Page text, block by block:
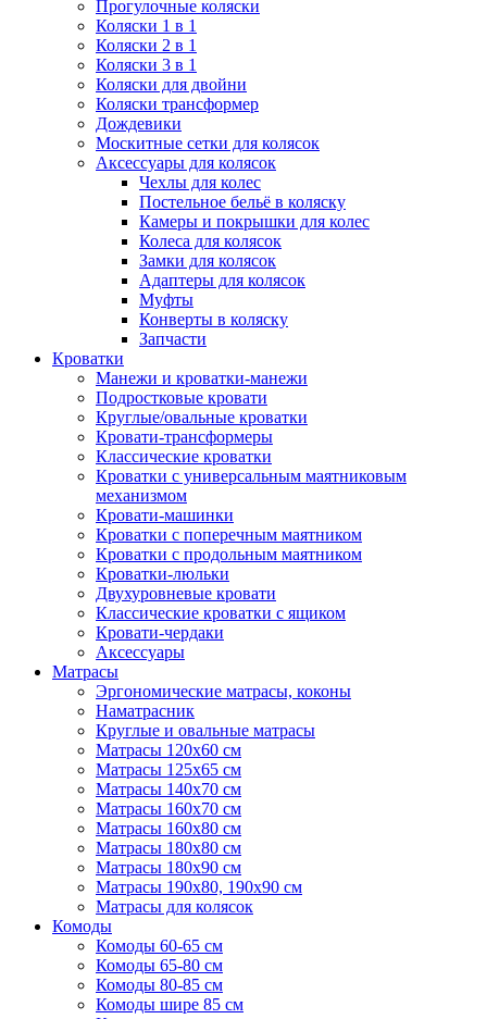
Прогулочные коляски
Коляски 1 в 1
Коляски 2 в 1
Коляски 3 в 1
Коляски для двойни
Коляски трансформер
Дождевики
Москитные сетки для колясок
Аксессуары для колясок
Чехлы для колес
Постельное бельё в коляску
Камеры и покрышки для колес
Колеса для колясок
Замки для колясок
Адаптеры для колясок
Муфты
Конверты в коляску
Запчасти
Кроватки
Манежи и кроватки-манежи
Подростковые кровати
Круглые/овальные кроватки
Кровати-трансформеры
Классические кроватки
Кроватки с универсальным маятниковым
механизмом
Кровати-машинки
Кроватки с поперечным маятником
Кроватки с продольным маятником
Кроватки-люльки
Двухуровневые кровати
Классические кроватки с ящиком
Кровати-чердаки
Аксессуары
Матрасы
Эргономические матрасы, коконы
Наматрасник
Круглые и овальные матрасы
Матрасы 120х60 см
Матрасы 125х65 см
Матрасы 140х70 см
Матрасы 160х70 см
Матрасы 160х80 см
Матрасы 180х80 см
Матрасы 180х90 см
Матрасы 190х80, 190х90 см
Матрасы для колясок
Комоды
Комоды 60-65 см
Комоды 65-80 см
Комоды 80-85 см
Комоды шире 85 см